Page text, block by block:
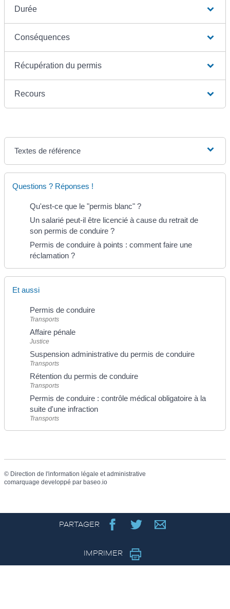
Durée
Conséquences
Récupération du permis
Recours
Textes de référence
Questions ? Réponses !
Qu'est-ce que le "permis blanc" ?
Un salarié peut-il être licencié à cause du retrait de
son permis de conduire ?
Permis de conduire à points : comment faire une
réclamation ?
Et aussi
Permis de conduire
Transports
Affaire pénale
Justice
Suspension administrative du permis de conduire
Transports
Rétention du permis de conduire
Transports
Permis de conduire : contrôle médical obligatoire à la
suite d'une infraction
Transports
© Direction de l'information légale et administrative
comarquage developpé par baseo.io
PARTAGER
IMPRIMER